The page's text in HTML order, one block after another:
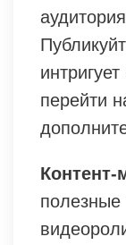
перейти
Контент-
полезные